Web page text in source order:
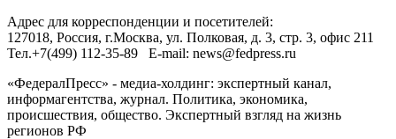
Адрес для корреспонденции и посетителей:
127018, Россия, г.Москва, ул. Полковая, д. 3, стр. 3, офис 211
Тел.+7(499) 112-35-89 E-mail: news@fedpress.ru
«ФедералПресс» - медиа-холдинг: экспертный канал,
информагентства, журнал. Политика, экономика,
происшествия, общество. Экспертный взгляд на жизнь
регионов РФ